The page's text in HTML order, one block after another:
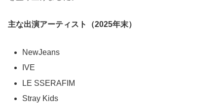
主な出演アーティスト（2025年末）
NewJeans
IVE
LE SSERAFIM
Stray Kids